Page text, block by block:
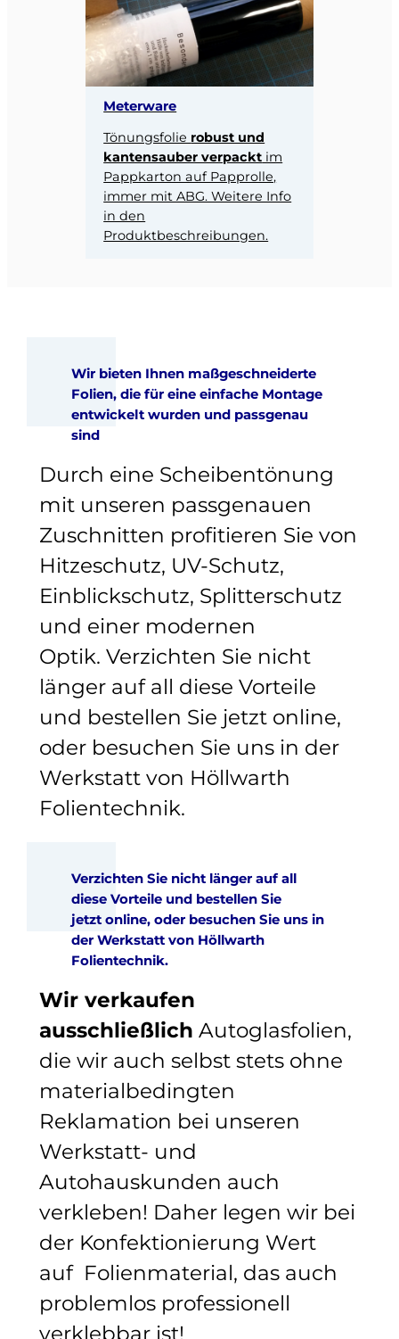
Meterware
Tönungsfolie robust und
kantensauber verpackt im
Pappkarton auf Papprolle,
immer mit ABG. Weitere Info
in den
Produktbeschreibungen.
Wir bieten Ihnen maßgeschneiderte
Folien, die für eine einfache Montage
entwickelt wurden und passgenau
sind
Durch eine Scheibentönung
mit unseren passgenauen
Zuschnitten profitieren Sie von
Hitzeschutz, UV-Schutz,
Einblickschutz, Splitterschutz
und einer modernen
Optik. Verzichten Sie nicht
länger auf all diese Vorteile
und bestellen Sie jetzt online,
oder besuchen Sie uns in der
Werkstatt von Höllwarth
Folientechnik.
Verzichten Sie nicht länger auf all
diese Vorteile und bestellen Sie
jetzt online, oder besuchen Sie uns in
der Werkstatt von Höllwarth
Folientechnik.
Wir verkaufen
ausschließlich Autoglasfolien,
die wir auch selbst stets ohne
materialbedingten
Reklamation bei unseren
Werkstatt- und
Autohauskunden auch
verkleben! Daher legen wir bei
der Konfektionierung Wert
auf Folienmaterial, das auch
problemlos professionell
verklebbar ist!